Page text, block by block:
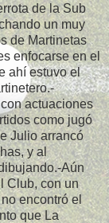
de la Sub
un muy
de Martinetas
enfocarse en el
ahí estuvo el
actuaciones
como jugó
Julio arrancó
y al
Aún
Club, con un
encontró el
que La